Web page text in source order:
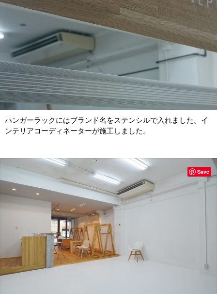
ハンガーラックにはブランド名をステンシルで入れました。イ
ンテリアコーディネーターが施工しました。
Save